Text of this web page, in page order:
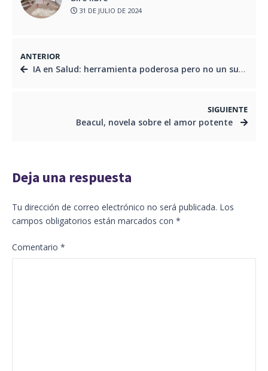
31 DE JULIO DE 2024
ANTERIOR
IA en Salud: herramienta poderosa pero no un sustituto del toque humano
SIGUIENTE
Beacul, novela sobre el amor potente
Deja una respuesta
Tu dirección de correo electrónico no será publicada. Los
campos obligatorios están marcados con *
Comentario *